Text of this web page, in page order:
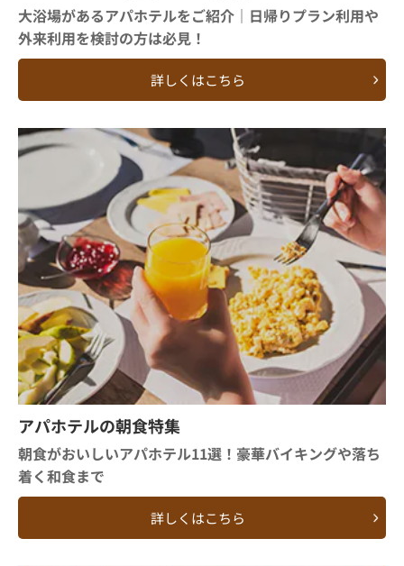
大浴場があるアパホテルをご紹介｜日帰りプラン利用や
外来利用を検討の方は必見！
詳しくはこちら
アパホテルの朝食特集
朝食がおいしいアパホテル11選！豪華バイキングや落ち
着く和食まで
詳しくはこちら